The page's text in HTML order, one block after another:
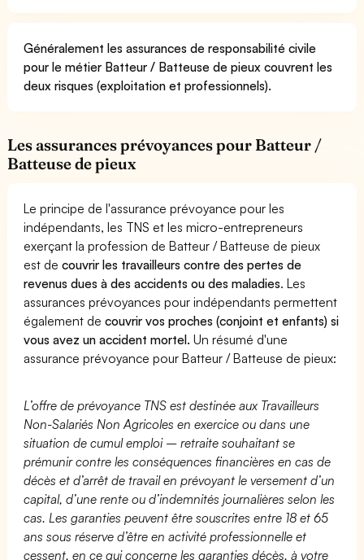
Généralement les assurances de responsabilité civile
pour le métier Batteur / Batteuse de pieux couvrent les
deux risques (exploitation et professionnels).
Les assurances prévoyances pour Batteur /
Batteuse de pieux
Le principe de l'assurance prévoyance pour les
indépendants, les TNS et les micro-entrepreneurs
exerçant la profession de Batteur / Batteuse de pieux
est decouvrir les travailleurs contre des pertes de
revenus dues à des accidents ou des maladies. Les
assurances prévoyances pour indépendants permettent
également decouvrir vos proches (conjoint et enfants) si
vous avez un accident mortel. Un résumé d'une
assurance prévoyance pour Batteur / Batteuse de pieux:
L’offre de prévoyance TNS est destinée aux Travailleurs
Non-Salariés Non Agricoles en exercice ou dans une
situation de cumul emploi – retraite souhaitant se
prémunir contre les conséquences financières en cas de
décès et d’arrêt de travail en prévoyant le versement d’un
capital, d’une rente ou d’indemnités journalières selon les
cas. Les garanties peuvent être souscrites entre 18 et 65
ans sous réserve d’être en activité professionnelle et
cessent, en ce qui concerne les garanties décès, à votre